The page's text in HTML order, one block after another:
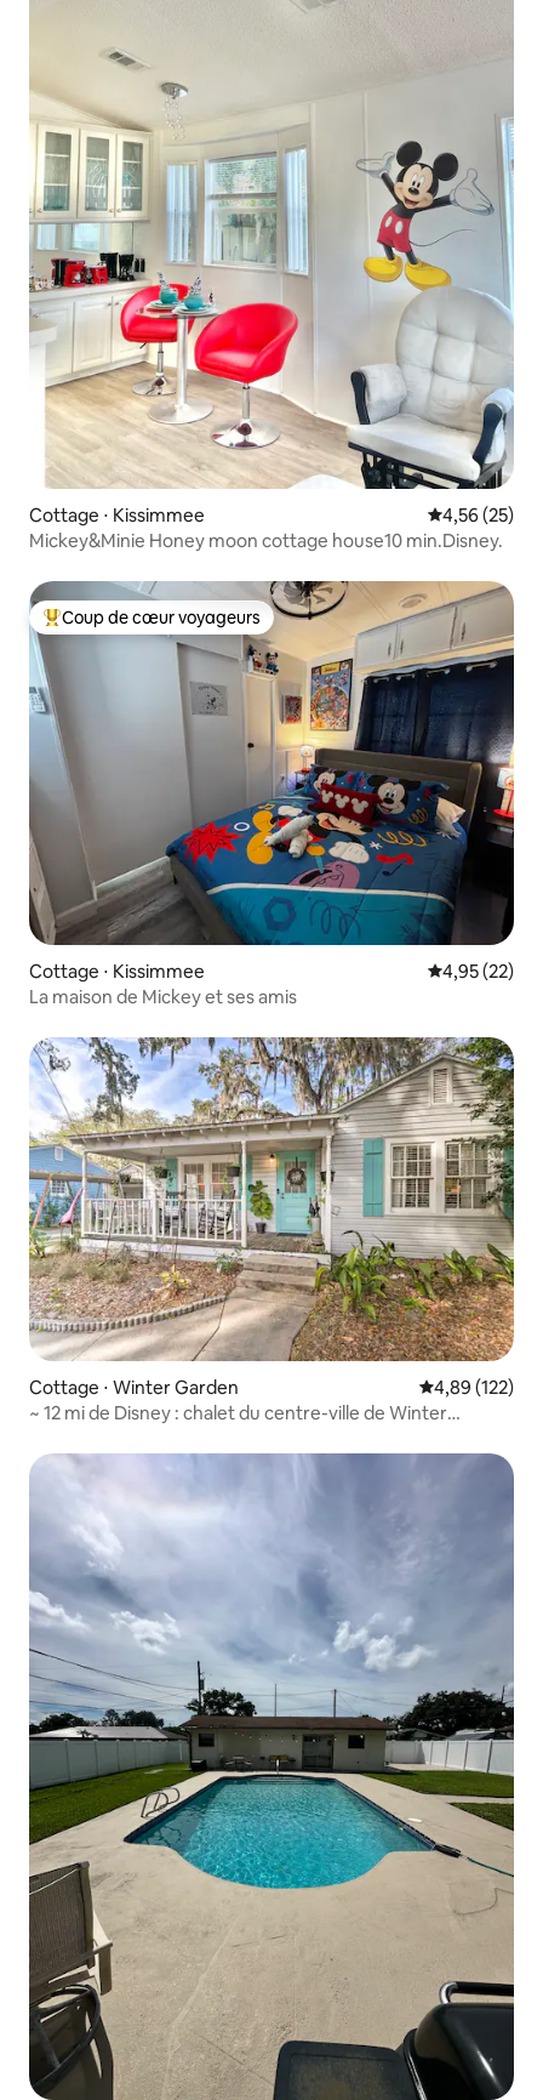
Cottage ⋅ Kissimmee Évaluation
4,56 (25)
Mickey&Minie Honey moon cottage house10 min.Disney.
Coups de cœur voyageurs les plus appréciés
Coup de cœur voyageurs
Cottage ⋅ Kissimmee Évaluation
4,95 (22)
La maison de Mickey et ses amis
Cottage ⋅ Winter Garden Évaluation
4,89 (122)
~ 12 mi de Disney : chalet du centre-ville de Winter